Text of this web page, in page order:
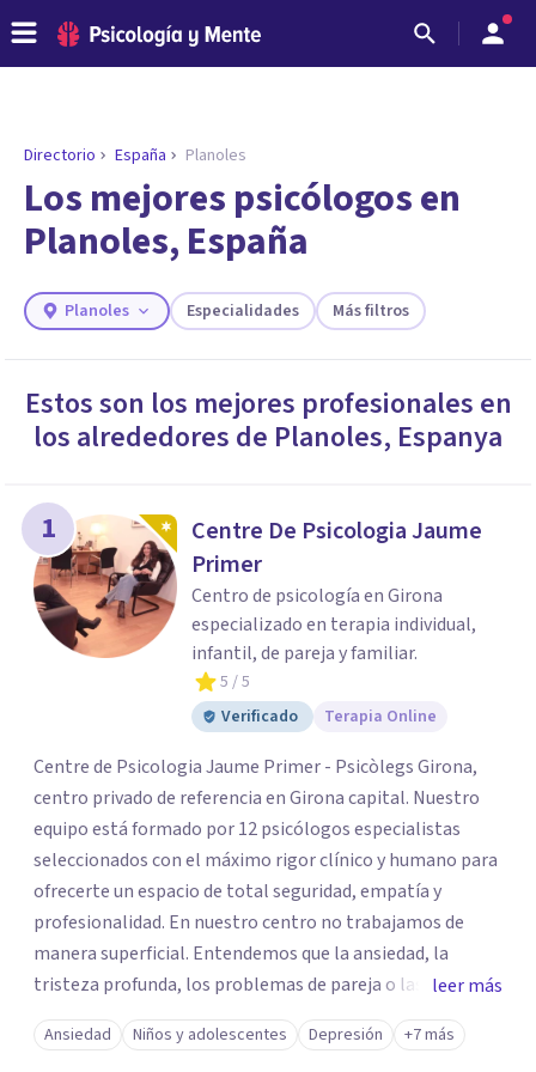
ENCONTRAR MI TERAPEUTA
¿Necesitas ayuda para encontrar el
psicólogo adecuado?
Responde a unas breves preguntas y te ofreceremos
necesidades.
Directorio España Planoles
Los mejores psicólogos en
Planoles, España
Planoles Especialidades Más filtros
Estos son los mejores profesionales en
los alrededores de Planoles, Espanya
1
Centre De Psicologia Jaume
Primer
Centro de psicología en Girona
especializado en terapia individual,
infantil, de pareja y familiar.
5 / 5
Verificado
Terapia Online
Centre de Psicologia Jaume Primer - Psicòlegs Girona,
centro privado de referencia en Girona capital. Nuestro
equipo está formado por 12 psicólogos especialistas
seleccionados con el máximo rigor clínico y humano para
ofrecerte un espacio de total seguridad, empatía y
profesionalidad. En nuestro centro no trabajamos de
manera superficial. Entendemos que la ansiedad, la
tristeza profunda, los problemas de pareja o las
dificultades de regulación emocional son solo la "punta
del iceberg" de heridas, necesidades o patrones que piden
leer más
Ansiedad Niños y adolescentes Depresión +7 más